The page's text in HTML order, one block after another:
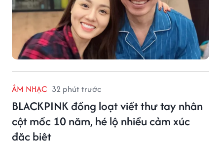
ÂM NHẠC 32 phút trước
BLACKPINK đồng loạt viết thư tay nhân
cột mốc 10 năm, hé lộ nhiều cảm xúc
đặc biệt